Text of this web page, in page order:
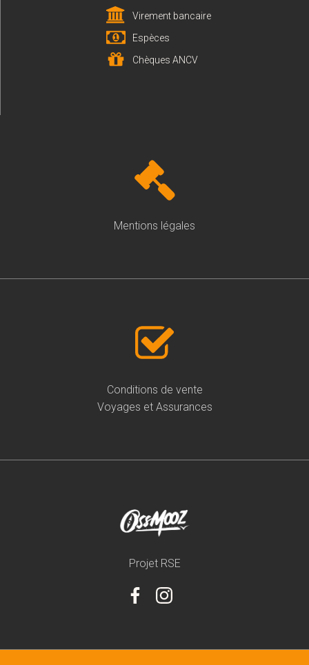
Virement bancaire
Espèces
Chèques ANCV
Mentions légales
Conditions de vente
Voyages et Assurances
Projet RSE